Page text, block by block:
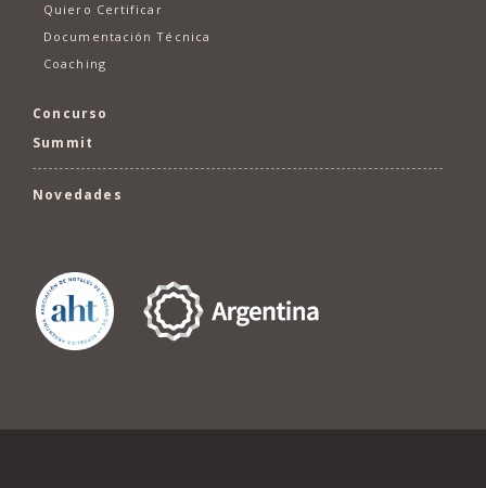
Quiero Certificar
Documentación Técnica
Coaching
Concurso
Summit
Novedades